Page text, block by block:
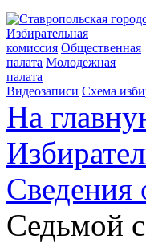
Избирательная
комиссия Общественная
палата Молодежная
палата
Видеозаписи Схема
На
Cведения
Седьмой